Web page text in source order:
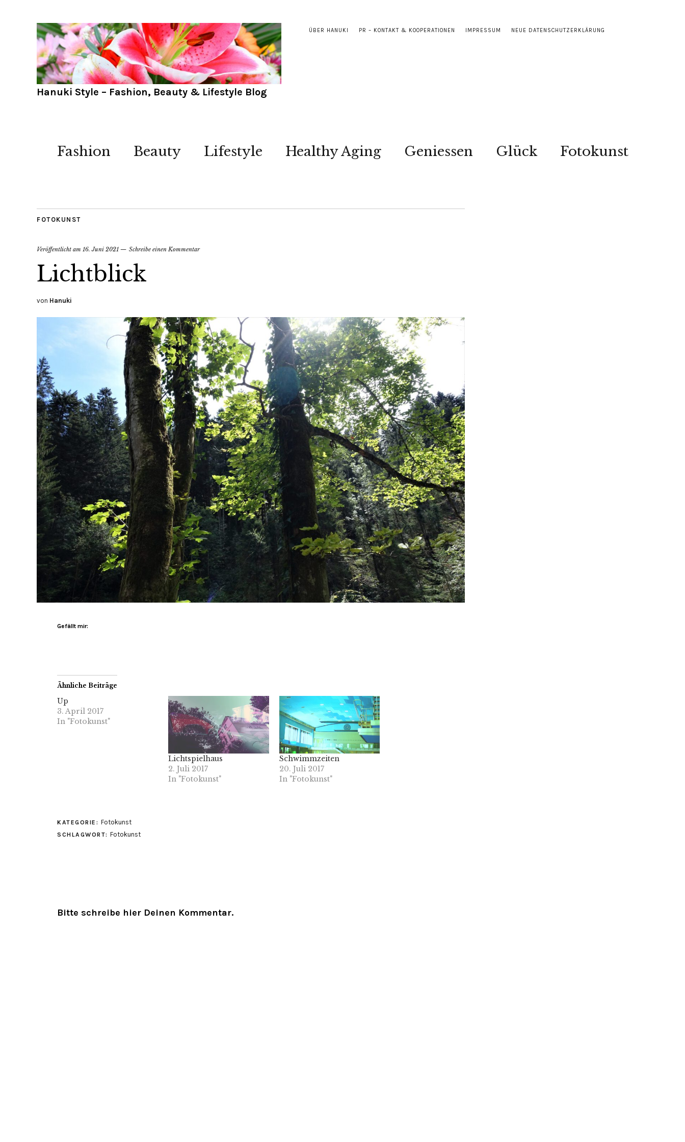
ÜBER HANUKI PR – KONTAKT & KOOPERATIONEN IMPRESSUM NEUE DATENSCHUTZERKLÄRUNG
Hanuki Style – Fashion, Beauty & Lifestyle Blog
Fashion Beauty Lifestyle Healthy Aging Geniessen Glück Fotokunst
FOTOKUNST
Veröffentlicht am 16. Juni 2021 Schreibe einen Kommentar
Lichtblick
von Hanuki
Gefällt mir:
Ähnliche Beiträge
Up
3. April 2017
In "Fotokunst"
Lichtspielhaus
2. Juli 2017
In "Fotokunst"
Schwimmzeiten
20. Juli 2017
In "Fotokunst"
KATEGORIE: Fotokunst
SCHLAGWORT: Fotokunst
Bitte schreibe hier Deinen Kommentar.